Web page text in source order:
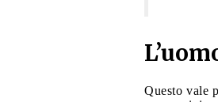
Questo vale